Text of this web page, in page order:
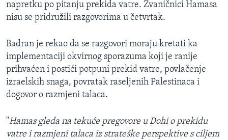
napretku po pitanju prekida vatre. Zvaničnici Hamasa
nisu se pridružili razgovorima u četvrtak.
Badran je rekao da se razgovori moraju kretati ka
implementaciji okvirnog sporazuma koji je ranije
prihvaćen i postići potpuni prekid vatre, povlačenje
izraelskih snaga, povratak raseljenih Palestinaca i
dogovor o razmjeni talaca.
"Hamas gleda na tekuće pregovore u Dohi o prekidu
vatre i razmjeni talaca iz strateške perspektive s ciljem